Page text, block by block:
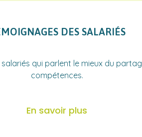
DES SALARIÉS
qui parlent le mieux du
compétences.
En savoir plus